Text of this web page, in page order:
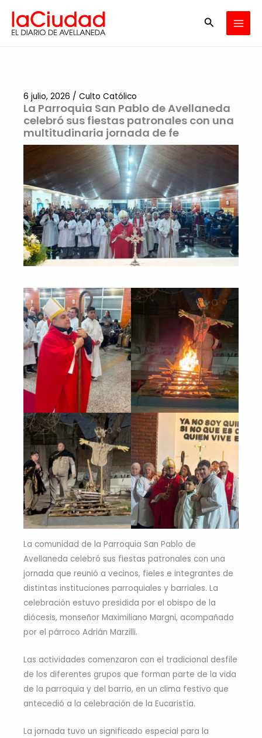
contenido
Buscar
La Parroquia San Pablo de Avellaneda
celebró sus fiestas patronales con una
multitudinaria jornada de fe
6 julio, 2026 / Culto Católico
La comunidad de la Parroquia San Pablo de
Avellaneda celebró sus fiestas patronales con una
jornada que reunió a vecinos, fieles e integrantes de
distintas instituciones parroquiales y barriales. La
celebración estuvo presidida por el obispo de la
diócesis, monseñor Maximiliano Margni, acompañado
por el párroco Adrián Marzilli.
Las actividades comenzaron con el tradicional desfile
de los diferentes grupos que forman parte de la vida
de la parroquia y del barrio, en un clima festivo que
antecedió a la celebración de la Eucaristía.
La jornada tuvo un significado especial para la